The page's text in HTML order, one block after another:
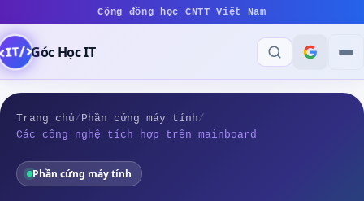
Cộng đồng học CNTT Việt Nam
Góc Học IT
Trang chủ/ Phần cứng máy tính/
Các công nghệ tích hợp trên mainboard
Phần cứng máy tính